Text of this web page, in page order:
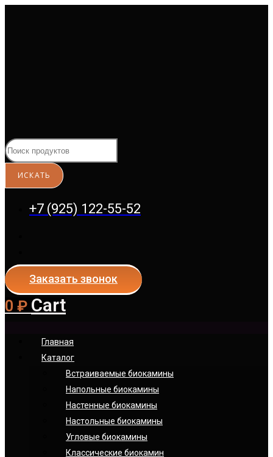
+7 (925) 122-55-52
Заказать звонок
0 ₽ Cart
Главная
Каталог
Встраиваемые биокамины
Напольные биокамины
Настенные биокамины
Настoльные биокамины
Угловые биокамины
Классические биокамин